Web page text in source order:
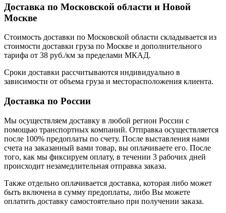
Доставка по Московской области и Новой
Москве
Стоимость доставки по Московской области складывается из
стоимости доставки груза по Москве и дополнительного
тарифа от 38 руб./км за пределами МКАД.
Сроки доставки рассчитываются индивидуально в
зависимости от объема груза и месторасположения клиента.
Доставка по России
Мы осуществляем доставку в любой регион России с
помощью транспортных компаний. Отправка осуществляется
после 100% предоплаты по счету. После выставления нами
счета на заказанный вами товар, вы оплачиваете его. После
того, как мы фиксируем оплату, в течении 3 рабочих дней
происходит незамедлительная отправка заказа.
Также отдельно оплачивается доставка, которая либо может
быть включена в сумму предоплаты, либо Вы можете
оплатить доставку самостоятельно при получении заказа.